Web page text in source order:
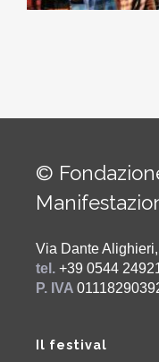
©
Via Dante
tel. +39 0544
P. IVA
Il festival